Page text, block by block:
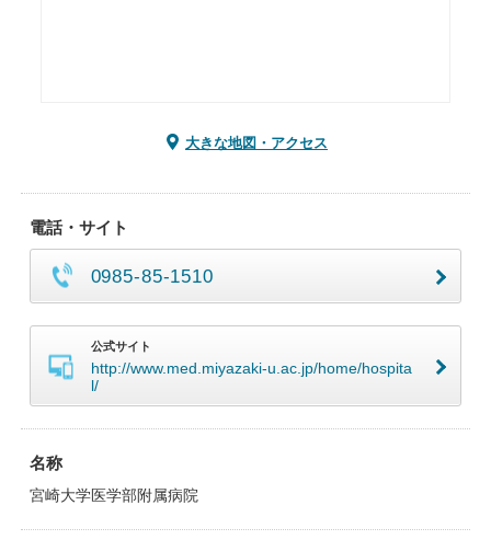
大きな地図・アクセス
電話・サイト
0985-85-1510
公式サイト
http://www.med.miyazaki-u.ac.jp/home/hospita
l/
名称
宮崎大学医学部附属病院